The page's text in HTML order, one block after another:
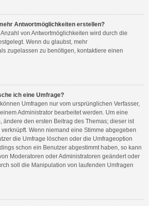
Antwortmöglichkeiten erstellen?
von Antwortmöglichkeiten wird durch die
Wenn du glaubst, mehr
zugelassen zu benötigen, kontaktiere einen
ich eine Umfrage?
Umfragen nur vom ursprünglichen Verfasser,
Administrator bearbeitet werden. Um eine
ändere den ersten Beitrag des Themas; dieser ist
Wenn niemand eine Stimme abgegeben
die Umfrage löschen oder die Umfrageoption
schon ein Benutzer abgestimmt haben, so kann
Moderatoren oder Administratoren geändert oder
soll die Manipulation von laufenden Umfragen